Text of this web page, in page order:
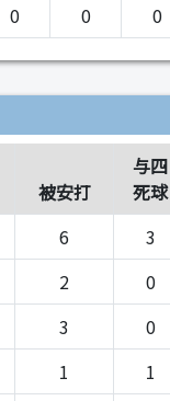
0 0 0
被安打
与四
死球
6 3
2 0
3 0
1 1